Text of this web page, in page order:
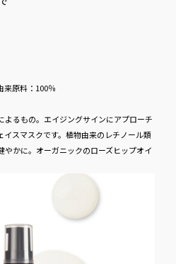
原料：100％
よるもの。エイジングサインにアプローチ
イスマスクです。植物由来のレチノール類
かに。オーガニックのローズヒップオイ